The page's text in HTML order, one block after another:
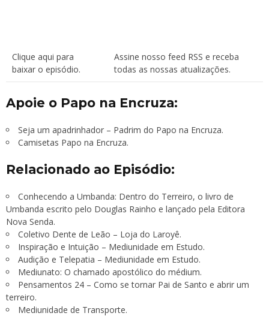
Clique aqui para
baixar o episódio.
Assine nosso feed RSS e receba
todas as nossas atualizações.
Apoie o Papo na Encruza:
Seja um apadrinhador – Padrim do Papo na Encruza.
Camisetas Papo na Encruza.
Relacionado ao Episódio:
Conhecendo a Umbanda: Dentro do Terreiro, o livro de
Umbanda escrito pelo Douglas Rainho e lançado pela Editora
Nova Senda.
Coletivo Dente de Leão – Loja do Laroyê.
Inspiração e Intuição – Mediunidade em Estudo.
Audição e Telepatia – Mediunidade em Estudo.
Mediunato: O chamado apostólico do médium.
Pensamentos 24 – Como se tornar Pai de Santo e abrir um
terreiro.
Mediunidade de Transporte.